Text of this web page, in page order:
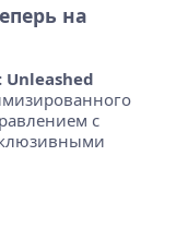
на
Unleashed
с